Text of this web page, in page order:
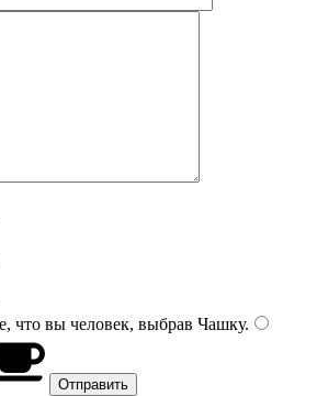
что вы человек, выбрав Чашку.